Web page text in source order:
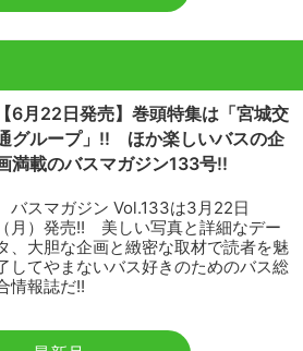
【6月22日発売】巻頭特集は「宮城交
グループ」!! ほか楽しいバスの企
満載のバスマガジン133号!!
バスマガジン Vol.133は3月22日
（月）発売!! 美しい写真と詳細なデー
、大胆な企画と緻密な取材で読者を魅
してやまないバス好きのためのバス総
情報誌だ!!